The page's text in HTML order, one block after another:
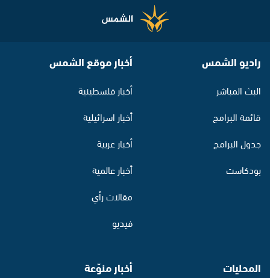
راديو الشمس
البث المباشر
قائمة البرامج
جدول البرامج
بودكاست
أخبار موقع الشمس
أخبار فلسطينية
أخبار اسرائيلية
أخبار عربية
أخبار عالمية
مقالات رأي
فيديو
المحليات أخبار منوّعة